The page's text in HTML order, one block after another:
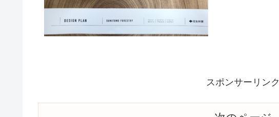
スポンサーリンク